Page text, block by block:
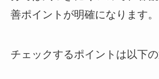
善ポイントが明確になります。
チェックするポイントは以下の